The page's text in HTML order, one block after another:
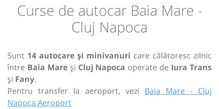
Curse de autocar Baia Mare -
Cluj Napoca
Sunt 14 autocare și minivanuri care călătoresc zilnic
între Baia Mareși Cluj Napoca operate de Iura Trans
și Fany.
Pentru transfer la aeroport, vezi Baia Mare - Cluj
Napoca Aeroport